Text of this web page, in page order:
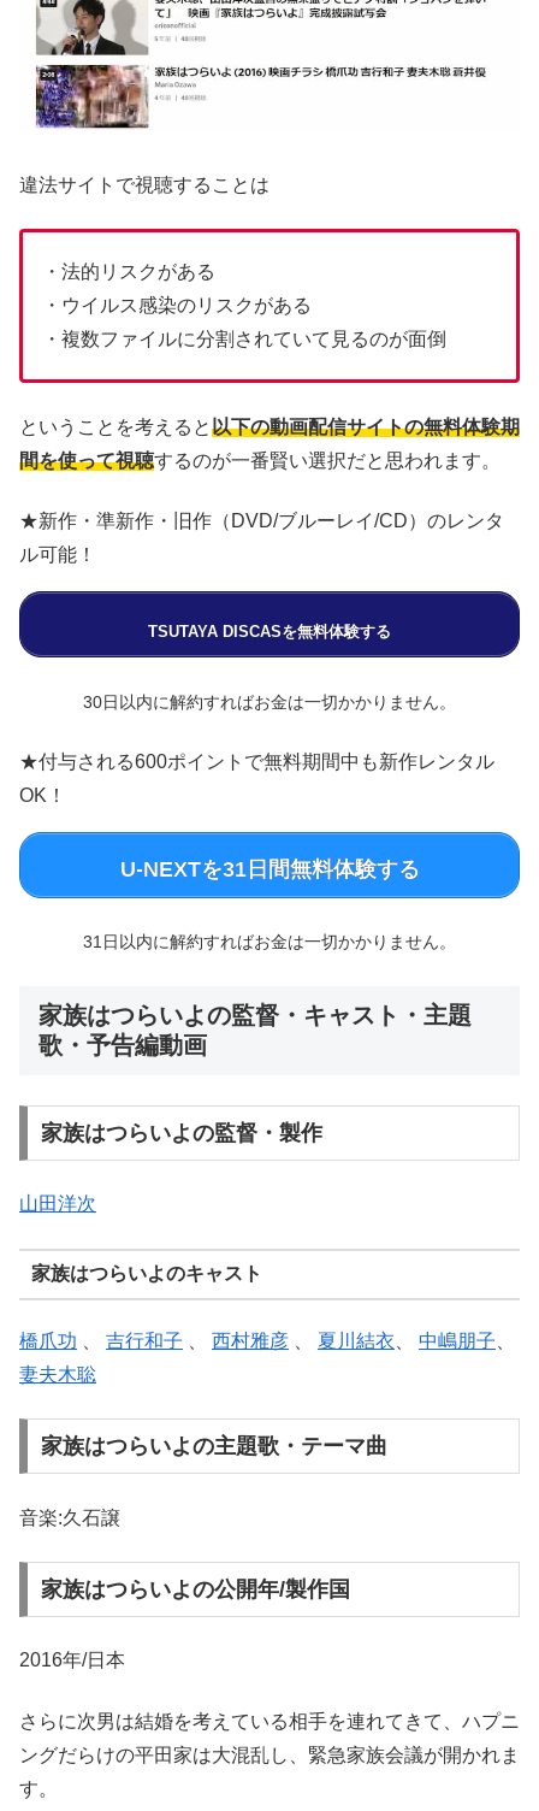
違法サイトで視聴することは
・法的リスクがある
・ウイルス感染のリスクがある
・複数ファイルに分割されていて見るのが面倒
ということを考えると以下の動画配信サイトの無料体験期
間を使って視聴するのが一番賢い選択だと思われます。
★新作・準新作・旧作（DVD/ブルーレイ/CD）のレンタ
ル可能！
TSUTAYA DISCASを無料体験する
30日以内に解約すればお金は一切かかりません。
★付与される600ポイントで無料期間中も新作レンタル
OK！
U-NEXTを31日間無料体験する
31日以内に解約すればお金は一切かかりません。
家族はつらいよの監督・キャスト・主題
歌・予告編動画
家族はつらいよの監督・製作
山田洋次
家族はつらいよのキャスト
橋爪功 吉行和子 西村雅彦 夏川結衣 中嶋朋子
妻夫木聡
家族はつらいよの主題歌・テーマ曲
音楽:久石譲
家族はつらいよの公開年/製作国
2016年/日本
さらに次男は結婚を考えている相手を連れてきて、ハプニ
ングだらけの平田家は大混乱し、緊急家族会議が開かれま
す。